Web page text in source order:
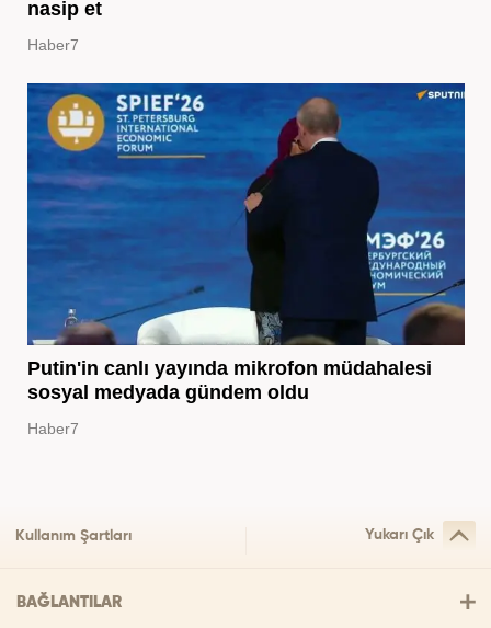
nasip et
Haber7
Putin'in canlı yayında mikrofon müdahalesi
sosyal medyada gündem oldu
Haber7
Kullanım Şartları Yukarı Çık
BAĞLANTILAR